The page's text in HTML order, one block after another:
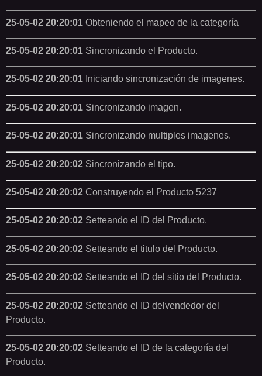
25-05-02 20:20:01 Obteniendo el mapeo de la categoría
25-05-02 20:20:01 Sincronizando el Producto.
25-05-02 20:20:01 Iniciando sincronización de imagenes.
25-05-02 20:20:01 Sincronizando imagen.
25-05-02 20:20:01 Sincronizando multiples imagenes.
25-05-02 20:20:02 Sincronizando el tipo.
25-05-02 20:20:02 Construyendo el Producto 5237
25-05-02 20:20:02 Setteando el ID del Producto.
25-05-02 20:20:02 Setteando el titulo del Producto.
25-05-02 20:20:02 Setteando el ID del sitio del Producto.
25-05-02 20:20:02 Setteando el ID delvendedor del
Producto.
25-05-02 20:20:02 Setteando el ID de la categoría del
Producto.